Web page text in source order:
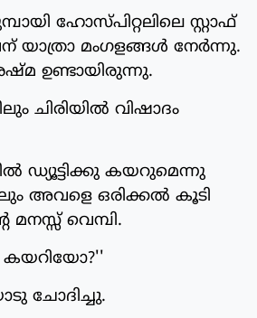
ഹോസ്പിറ്റലിലെ സ്റ്റാഫ്
യാത്രാ മംഗളങ്ങള്‍ നേര്‍ന്നു.
ഉണ്ടായിരുന്നു.
ചിരിയില്‍ വിഷാദം
ഡ്യൂട്ടിക്കു കയറുമെന്നു
അവളെ ഒരിക്കല്‍ കൂടി
വെമ്പി.
കയറിയോ?''
ചോദിച്ചു.